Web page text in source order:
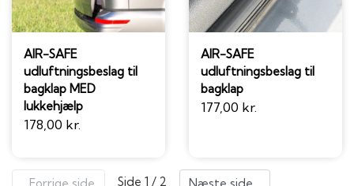
AIR-SAFE
udluftningsbeslag til
bagklap MED
lukkehjælp
178,00 kr.
AIR-SAFE
udluftningsbeslag til
bagklap
177,00 kr.
Forrige side Side 1 / 2 Næste side